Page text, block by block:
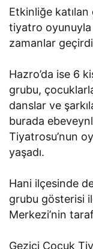
Etkinliğe
tiyatro oyunuyla
zamanlar
Hazro’da ise 6
grubu,
danslar ve
burada
Tiyatrosu’nun
yaşadı.
Hani ilçesinde
grubu gösterisi
Merkezi’nin
Gezici Çocuk